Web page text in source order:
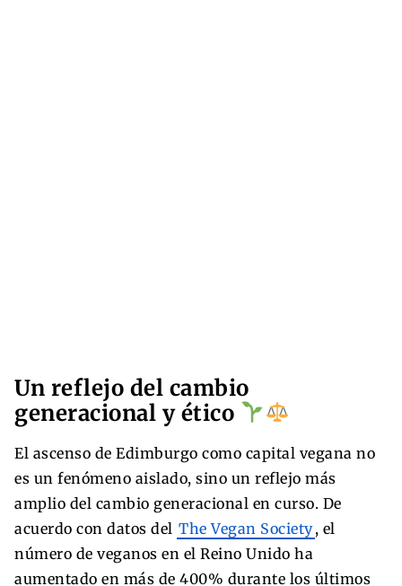
Un reflejo del cambio
generacional y ético
El ascenso de Edimburgo como capital vegana no
es un fenómeno aislado, sino un reflejo más
amplio del cambio generacional en curso. De
acuerdo con datos del The Vegan Society, el
número de veganos en el Reino Unido ha
aumentado en más de 400% durante los últimos